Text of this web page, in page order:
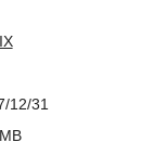
12/31